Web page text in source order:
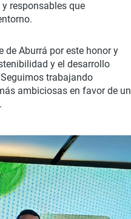
responsables que
de Aburrá por este honor y
y el desarrollo
trabajando
ambiciosas en favor de un